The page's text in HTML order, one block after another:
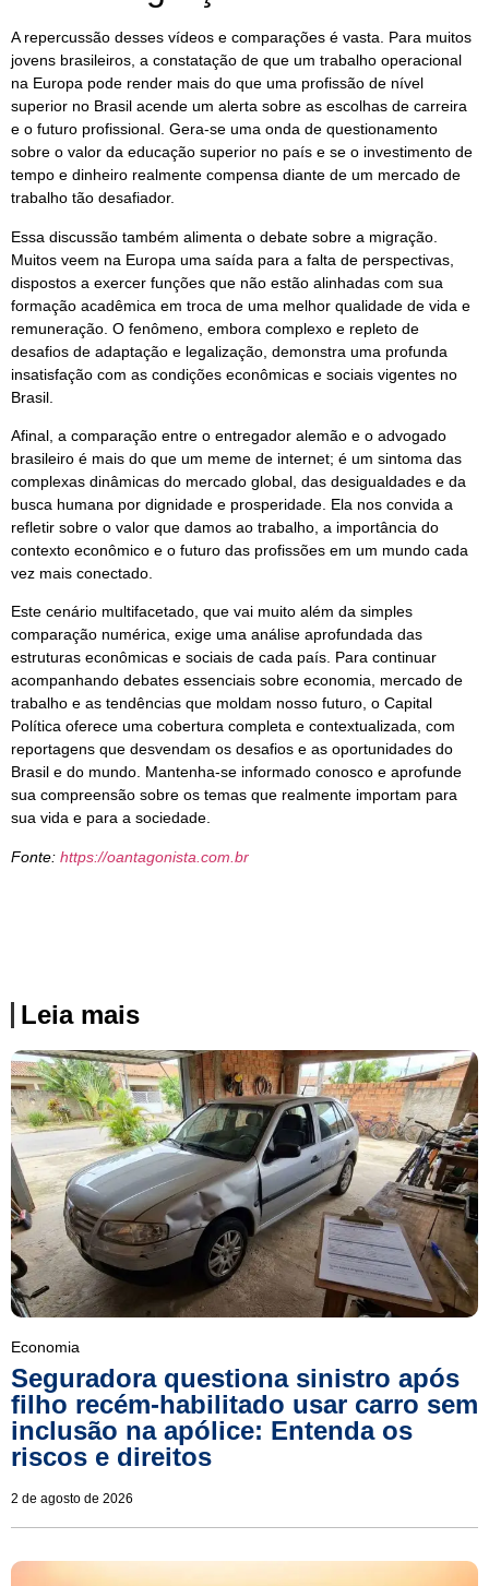
A repercussão desses vídeos e comparações é vasta. Para muitos
jovens brasileiros, a constatação de que um trabalho operacional
na Europa pode render mais do que uma profissão de nível
superior no Brasil acende um alerta sobre as escolhas de carreira
e o futuro profissional. Gera-se uma onda de questionamento
sobre o valor da educação superior no país e se o investimento de
tempo e dinheiro realmente compensa diante de um mercado de
trabalho tão desafiador.
Essa discussão também alimenta o debate sobre a migração.
Muitos veem na Europa uma saída para a falta de perspectivas,
dispostos a exercer funções que não estão alinhadas com sua
formação acadêmica em troca de uma melhor qualidade de vida e
remuneração. O fenômeno, embora complexo e repleto de
desafios de adaptação e legalização, demonstra uma profunda
insatisfação com as condições econômicas e sociais vigentes no
Brasil.
Afinal, a comparação entre o entregador alemão e o advogado
brasileiro é mais do que um meme de internet; é um sintoma das
complexas dinâmicas do mercado global, das desigualdades e da
busca humana por dignidade e prosperidade. Ela nos convida a
refletir sobre o valor que damos ao trabalho, a importância do
contexto econômico e o futuro das profissões em um mundo cada
vez mais conectado.
Este cenário multifacetado, que vai muito além da simples
comparação numérica, exige uma análise aprofundada das
estruturas econômicas e sociais de cada país. Para continuar
acompanhando debates essenciais sobre economia, mercado de
trabalho e as tendências que moldam nosso futuro, o Capital
Política oferece uma cobertura completa e contextualizada, com
reportagens que desvendam os desafios e as oportunidades do
Brasil e do mundo. Mantenha-se informado conosco e aprofunde
sua compreensão sobre os temas que realmente importam para
sua vida e para a sociedade.
Fonte: https://oantagonista.com.br
Leia mais
Economia
Seguradora questiona sinistro após
filho recém-habilitado usar carro sem
inclusão na apólice: Entenda os
riscos e direitos
2 de agosto de 2026